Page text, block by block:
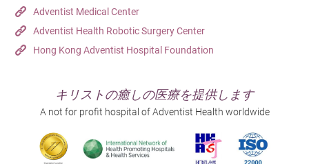
Adventist Medical Center
Adventist Health Robotic Surgery Center
Hong Kong Adventist Hospital Foundation
キリストの癒しの医療を提供します
A not for profit hospital of Adventist Health worldwide